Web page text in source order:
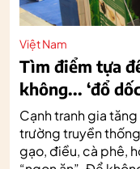
Việt Nam
Tìm điểm tựa
không... ‘đổ
Cạnh tranh gia
trường truyền
gạo, điều, cà phê,